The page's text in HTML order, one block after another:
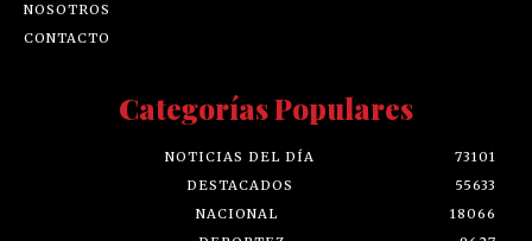
NOSOTROS
CONTACTO
Categorías Populares
NOTICIAS DEL DÍA
73101
DESTACADOS
55633
NACIONAL
18066